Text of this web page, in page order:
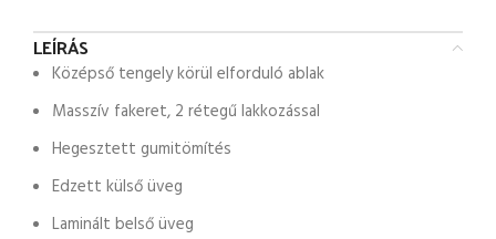
LEÍRÁS
Középső tengely körül elforduló ablak
Masszív fakeret, 2 rétegű lakkozással
Hegesztett gumitömítés
Edzett külső üveg
Laminált belső üveg